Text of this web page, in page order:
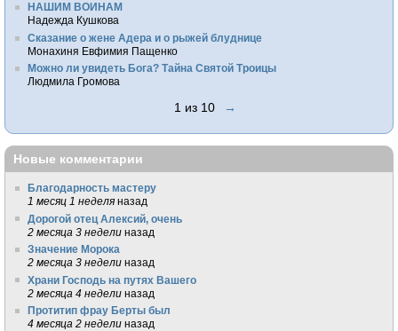
НАШИМ ВОИНАМ
Надежда Кушкова
Сказание о жене Адера и о рыжей блуднице
Монахиня Евфимия Пащенко
Можно ли увидеть Бога? Тайна Святой Троицы
Людмила Громова
1 из 10 →
Новые комментарии
Благодарность мастеру
1 месяц 1 неделя назад
Дорогой отец Алексий, очень
2 месяца 3 недели назад
Значение Морока
2 месяца 3 недели назад
Храни Господь на путях Вашего
2 месяца 4 недели назад
Протитип фрау Берты был
4 месяца 2 недели назад